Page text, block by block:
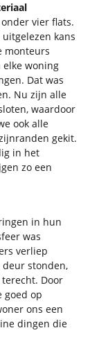
vier flats.
kans
mon­teurs
elke wo­ning
Dat was
Nu zijn alle
waar­door
ook alle
gekit.
in het
zo een
in hun
was
ver­liep
deur ston­den,
Door
goed op
ons een
din­gen die